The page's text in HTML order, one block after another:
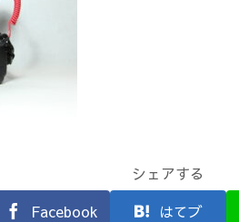
シェアする
Facebook はてブ